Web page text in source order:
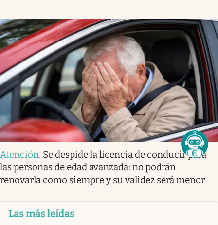
Atención. Se despide la licencia de conducir para
las personas de edad avanzada: no podrán
renovarla como siempre y su validez será menor
Las más leídas